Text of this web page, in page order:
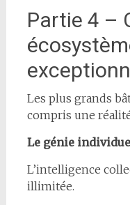
Partie 4 –
Les plus grands
compris une
Le génie
L’intelligence
illimitée.